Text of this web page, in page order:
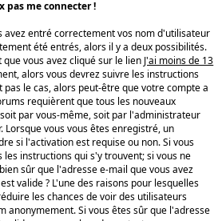
pas me connecter !
avez entré correctement vos nom d'utilisateur
été entrés, alors il y a deux possibilités.
que vous avez cliqué sur le lien J'ai moins de 13
alors vous devrez suivre les instructions
pas le cas, alors peut-être que votre compte a
requièrent que tous les nouveaux
par vous-même, soit par l'administrateur
Lorsque vous vous êtes enregistré, un
si l'activation est requise ou non. Si vous
instructions qui s'y trouvent; si vous ne
sûr que l'adresse e-mail que vous avez
valide ? L'une des raisons pour lesquelles
les chances de voir des utilisateurs
anonymement. Si vous êtes sûr que l'adresse